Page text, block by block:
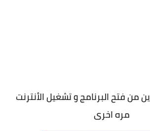
من فتح البرنامج و تشغيل الأنترنت
مره اخرى